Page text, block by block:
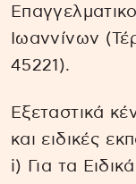
Ιωαννίνων
45221).
Εξεταστικά
και ειδικές
i) Για τα